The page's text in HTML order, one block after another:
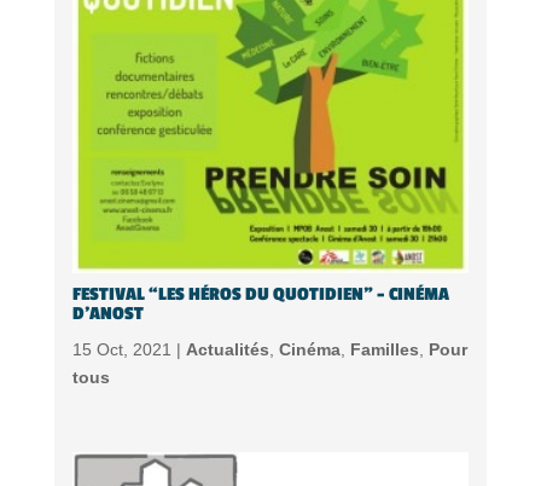
FESTIVAL “LES HÉROS DU QUOTIDIEN” – CINÉMA
D’ANOST
15 Oct, 2021 | Actualités, Cinéma, Familles, Pour
tous